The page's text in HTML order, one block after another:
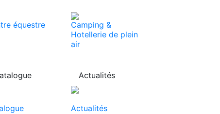
équestre
Camping &
Hotellerie de plein
air
Actualités
Actualités